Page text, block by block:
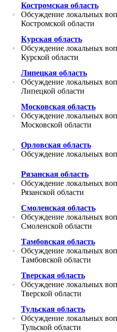
Костромская область
Обсуждение локальных
Костромской области
Курская область
Обсуждение локальных
Курской области
Липецкая область
Обсуждение локальных
Липецкой области
Московская область
Обсуждение локальных
Московской области
Орловская область
Обсуждение локальных
Рязанская область
Обсуждение локальных
Рязанской области
Смоленская область
Обсуждение локальных
Смоленской области
Тамбовская область
Обсуждение локальных
Тамбовской области
Тверская область
Обсуждение локальных
Тверской области
Тульская область
Обсуждение локальных
Тульской области